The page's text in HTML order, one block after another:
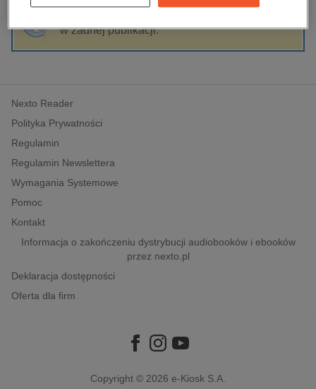
edukacja
hobby, sport, rozrywka
komputery, internet, technologie, informatyka
polityka, społeczno-informacyjne
psychologiczne
inne
popularno-naukowe
historia
w żadnej publikacji.
Nexto Reader
Polityka Prywatności
Regulamin
Regulamin Newslettera
Wymagania Systemowe
Pomoc
Kontakt
Informacja o zakończeniu dystrybucji audiobooków i ebooków
przez nexto.pl
Deklaracja dostępności
Oferta dla firm
Copyright © 2026 e-Kiosk S.A.